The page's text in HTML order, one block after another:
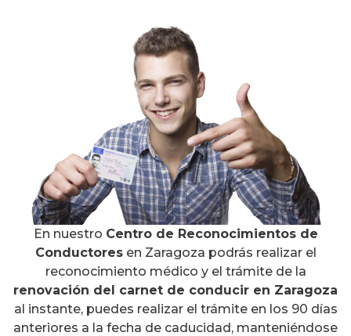
En nuestro Centro de Reconocimientos de
Conductoresen Zaragoza podrás realizar el
reconocimiento médico y el trámite de la
renovación del carnet de conducir en Zaragoza
al instante, puedes realizar el trámite en los 90 días
anteriores a la fecha de caducidad, manteniéndose